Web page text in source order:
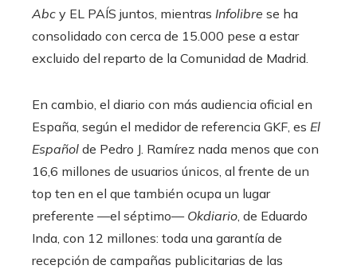
Abc y EL PAÍS juntos, mientras Infolibre se ha
consolidado con cerca de 15.000 pese a estar
excluido del reparto de la Comunidad de Madrid.
En cambio, el diario con más audiencia oficial en
España, según el medidor de referencia GKF, es El
Español de Pedro J. Ramírez nada menos que con
16,6 millones de usuarios únicos, al frente de un
top ten en el que también ocupa un lugar
preferente —el séptimo— Okdiario , de Eduardo
Inda, con 12 millones: toda una garantía de
recepción de campañas publicitarias de las